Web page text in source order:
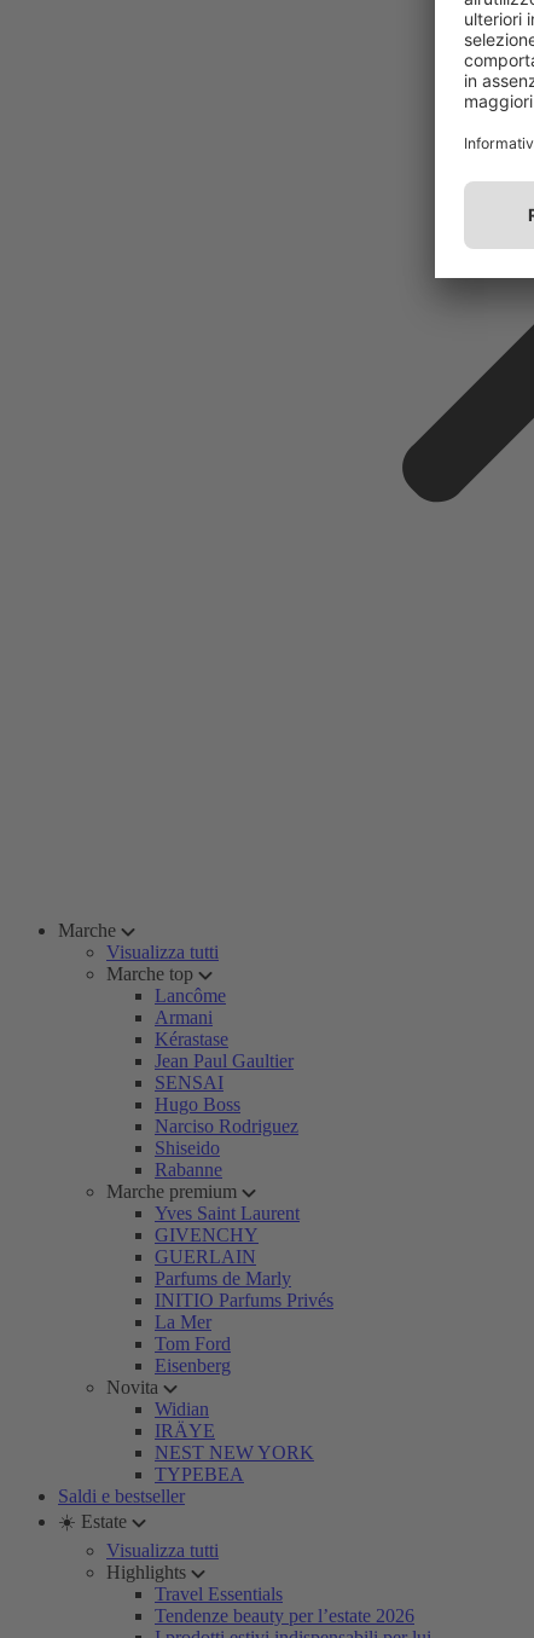
Marche
Visualizza tutti
Marche top
Lancôme
Armani
Kérastase
Jean Paul Gaultier
SENSAI
Hugo Boss
Narciso Rodriguez
Shiseido
Rabanne
Marche premium
Yves Saint Laurent
GIVENCHY
GUERLAIN
Parfums de Marly
INITIO Parfums Privés
La Mer
Tom Ford
Eisenberg
Novita
Widian
IRÄYE
NEST NEW YORK
TYPEBEA
Saldi e bestseller
☀️ Estate
Visualizza tutti
Highlights
Travel Essentials
Tendenze beauty per l’estate 2026